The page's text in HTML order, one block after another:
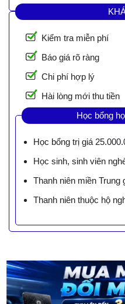
Kiểm tra miễn phí
Báo giá rõ ràng
Chi phí hợp lý
Hài lòng mới thu tiền
Học bổng
Học bổng trị giá
Học sinh, sinh viên
Thanh niên miền Trung
Thanh niên thuộc hộ